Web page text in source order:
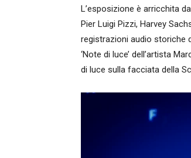
L’esposizione è arricchita
Pier Luigi Pizzi, Harvey
registrazioni audio storiche
‘Note di luce’ dell’artista
di luce sulla facciata della